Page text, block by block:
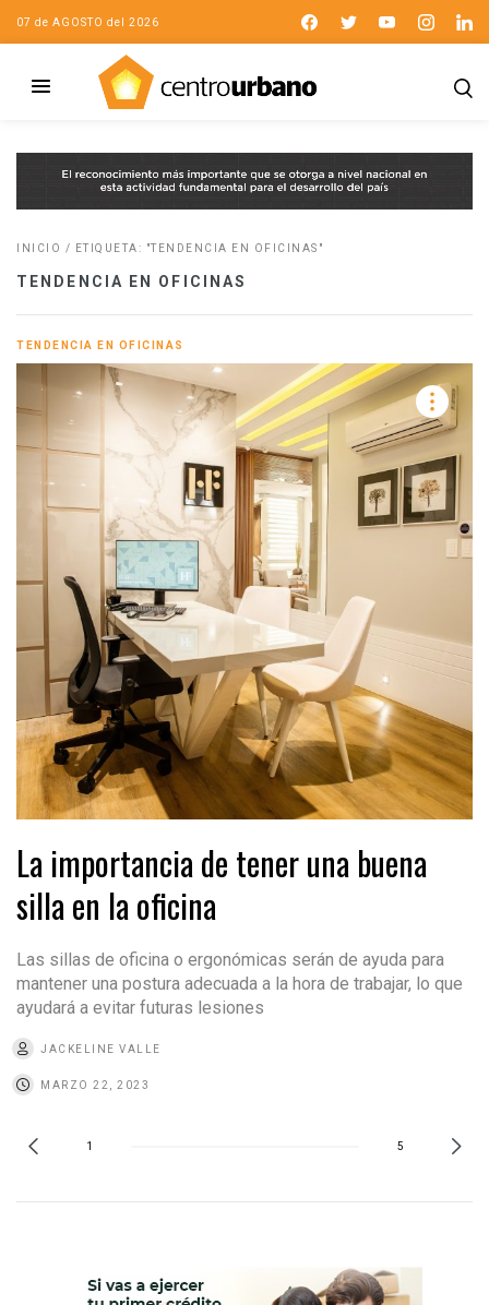
07 de AGOSTO del 2026
INICIO / ETIQUETA: "TENDENCIA EN OFICINAS"
TENDENCIA EN OFICINAS
TENDENCIA EN OFICINAS
La importancia de tener una buena
silla en la oficina
Las sillas de oficina o ergonómicas serán de ayuda para
mantener una postura adecuada a la hora de trabajar, lo que
ayudará a evitar futuras lesiones
JACKELINE VALLE
MARZO 22, 2023
1 5